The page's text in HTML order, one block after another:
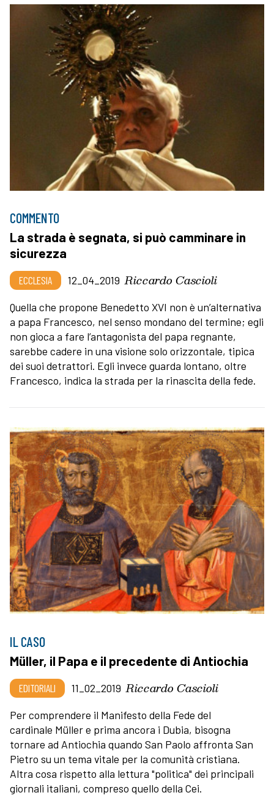
COMMENTO
La strada è segnata, si può camminare in
sicurezza
ECCLESIA 12_04_2019 Riccardo Cascioli
Quella che propone Benedetto XVI non è un’alternativa
a papa Francesco, nel senso mondano del termine; egli
non gioca a fare l’antagonista del papa regnante,
sarebbe cadere in una visione solo orizzontale, tipica
dei suoi detrattori. Egli invece guarda lontano, oltre
Francesco, indica la strada per la rinascita della fede.
IL CASO
Müller, il Papa e il precedente di Antiochia
EDITORIALI 11_02_2019 Riccardo Cascioli
Per comprendere il Manifesto della Fede del
cardinale Müller e prima ancora i Dubia, bisogna
tornare ad Antiochia quando San Paolo affronta San
Pietro su un tema vitale per la comunità cristiana.
Altra cosa rispetto alla lettura "politica" dei principali
giornali italiani, compreso quello della Cei.